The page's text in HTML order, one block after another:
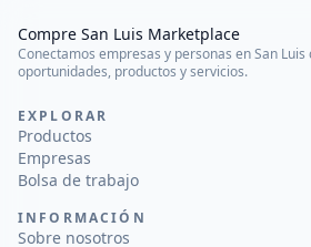
Compre San Luis Marketplace
Conectamos empresas y personas en San Luis
oportunidades, productos y servicios.
EXPLORAR
Productos
Empresas
Bolsa de trabajo
INFORMACIÓN
Sobre nosotros